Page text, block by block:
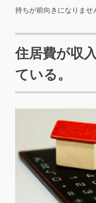
持ちが前向きになりませ
住居費が収
ている。